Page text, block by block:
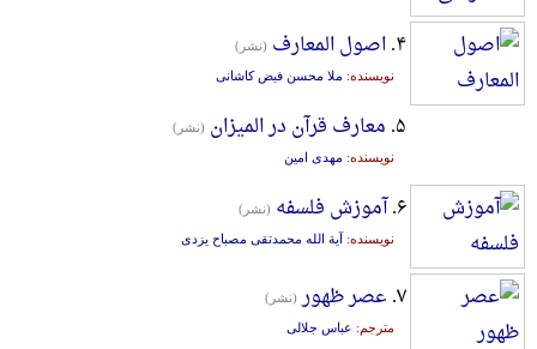
۴. اصول المعارف (نشر)
نویسنده: ملا محسن فیض کاشانی
۵. معارف قرآن در المیزان (نشر)
نویسنده: مهدی امین
۶. آموزش فلسفه (نشر)
نویسنده: آیة الله محمدتقی مصباح یزدی
۷. عصر ظهور (نشر)
مترجم: عباس جلالی